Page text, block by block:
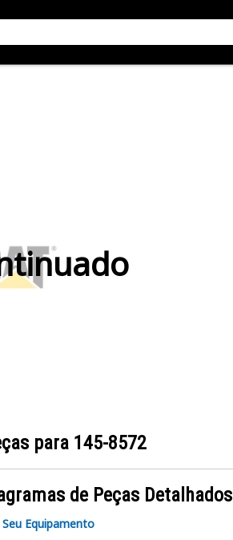
para 145-8572
de Peças Detalhados
Equipamento